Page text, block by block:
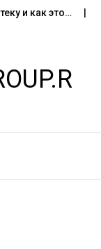
и как это…